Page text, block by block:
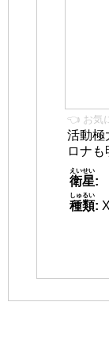
👈 お気
活動極
ロナも
衛星
えいせい
:
種類
しゅるい
: X